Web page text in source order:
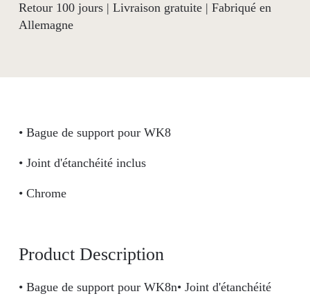
Retour 100 jours | Livraison gratuite | Fabriqué en
Allemagne
Product Description
• Bague de support pour WK8n• Joint d'étanchéité
• Bague de support pour WK8
• Joint d'étanchéité inclus
• Chrome